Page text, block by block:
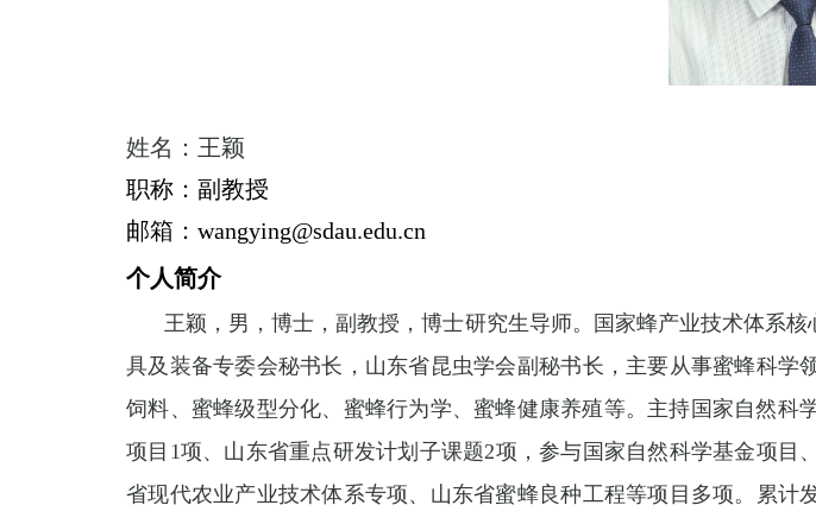
姓名：王颖
职称：副教授
邮箱：wangying@sdau.edu.cn
个人简介
王颖，男，博士，副教授，博士研究生导师。国家蜂产业技术体系
具及装备专委会秘书长，山东省昆虫学会副秘书长，主要从事蜜蜂科
饲料、蜜蜂级型分化、蜜蜂行为学、蜜蜂健康养殖等。主持国家自然科
项目 1项、山东省重点研发计划子课题2项，参与国家自然科学基金项目
省现代农业产业技术体系专项、山东省蜜蜂良种工程等项目多项。累计